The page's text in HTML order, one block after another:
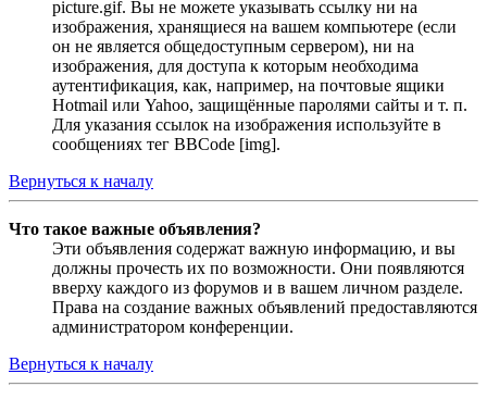
picture.gif. Вы не можете указывать ссылку ни на
изображения, хранящиеся на вашем компьютере (если
он не является общедоступным сервером), ни на
изображения, для доступа к которым необходима
аутентификация, как, например, на почтовые ящики
Hotmail или Yahoo, защищённые паролями сайты и т. п.
Для указания ссылок на изображения используйте в
сообщениях тег BBCode [img].
Вернуться к началу
Что такое важные объявления?
Эти объявления содержат важную информацию, и вы
должны прочесть их по возможности. Они появляются
вверху каждого из форумов и в вашем личном разделе.
Права на создание важных объявлений предоставляются
администратором конференции.
Вернуться к началу